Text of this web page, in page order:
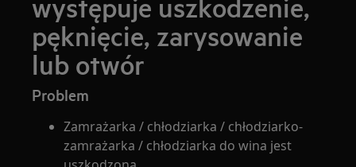
występuje uszkodzenie,
pęknięcie, zarysowanie
lub otwór
Problem
Zamrażarka / chłodziarka / chłodziarko-
zamrażarka / chłodziarka do wina jest